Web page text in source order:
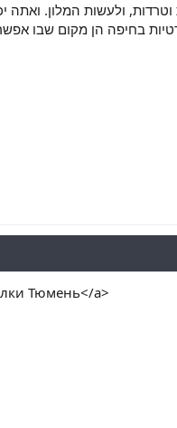
ולעשות המלון. ואתה
Тюмень</a>